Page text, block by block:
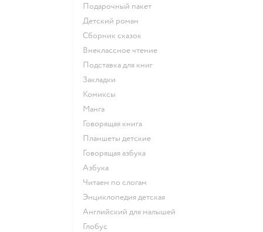
подарочный пакет
детский роман
сборник сказок
внеклассное чтение
подставка для книг
закладки
комиксы
манга
говорящая книга
Планшеты детские
говорящая азбука
азбука
читаем по слогам
энциклопедия детская
английский для малышей
глобус